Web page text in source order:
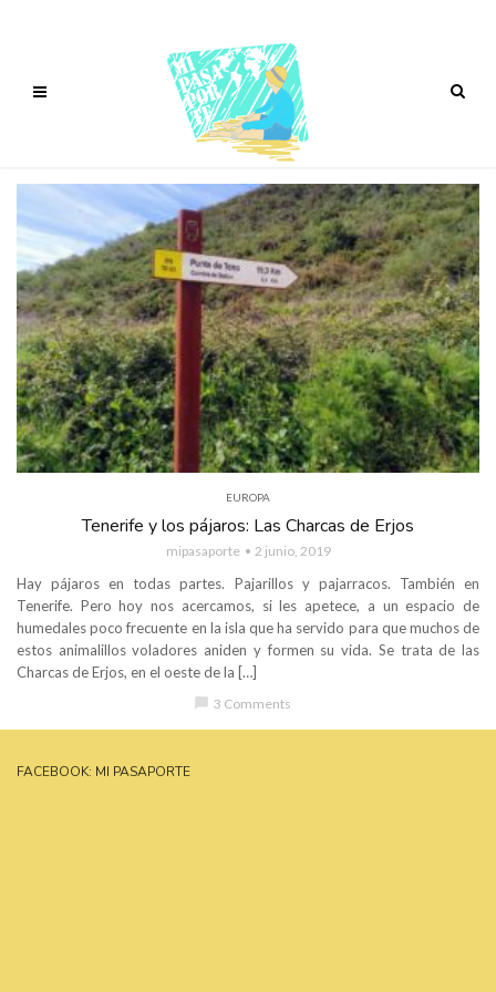
EUROPA
Tenerife y los pájaros: Las Charcas de Erjos
mipasaporte 2 junio, 2019
Hay pájaros en todas partes. Pajarillos y pajarracos. También en
Tenerife. Pero hoy nos acercamos, si les apetece, a un espacio de
humedales poco frecuente en la isla que ha servido para que muchos de
estos animalillos voladores aniden y formen su vida. Se trata de las
Charcas de Erjos, en el oeste de la […]
chat_bubble 3 Comments
FACEBOOK: MI PASAPORTE